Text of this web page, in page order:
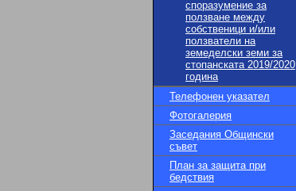
споразумение за
ползване между
собственици и/или
ползватели на
земеделски земи за
стопанската 2019/2020
година
Телефонен указател
Фотогалерия
Заседания Общински
съвет
План за защита при
бедствия